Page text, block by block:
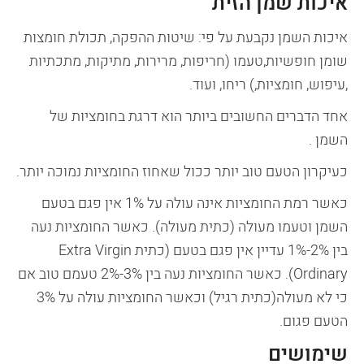
איכות השמן נקבעת על פי: שיטות ההפקה, תכולת חומצות
שומן חופשיות,טעמו (חריפות, מרירות, מתיקות, מתכתיות
,עיפוש, חומציות,) ריחו, ועוד.
אחד הדברים החשובים ביותר הוא דרגת בחומציות של
השמן .
כעיקרון הטעם טוב יותר ככול שאחוז החומציות נמוכה יותר.
כאשר רמת החומציות אינה עולה על 1% אין פגם בטעם
השמן וטעמו מעולה (כתית מעולה). כאשר החומציות נעה
בין 2%-1% עדיין אין פגם בטעם (כתית Extra Virgin
Ordinary). כאשר החומציות נעה בין 3%-2% טעמם טוב אם
כי לא מעולה(כתית רגיל) וכאשר החומציות עולה על 3%
הטעם פגום.
שימושים